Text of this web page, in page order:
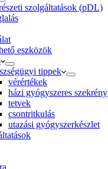
szolgáltatások (pDL)
eszközök
tippek
vérértékek
házi gyógyszeres szekrény
tetvek
csontritkulás
utazási gyógyszerkészlet